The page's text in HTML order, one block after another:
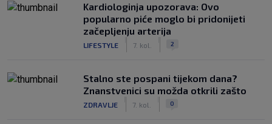
Kardiologinja upozorava: Ovo
popularno piće moglo bi pridonijeti
začepljenju arterija
LIFESTYLE 7. kol. 2
Stalno ste pospani tijekom dana?
Znanstvenici su možda otkrili zašto
ZDRAVLJE 7. kol. 0